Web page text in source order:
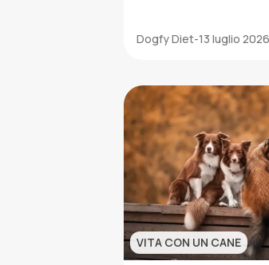
Dogfy Diet-13 luglio 2026
VITA CON UN CANE